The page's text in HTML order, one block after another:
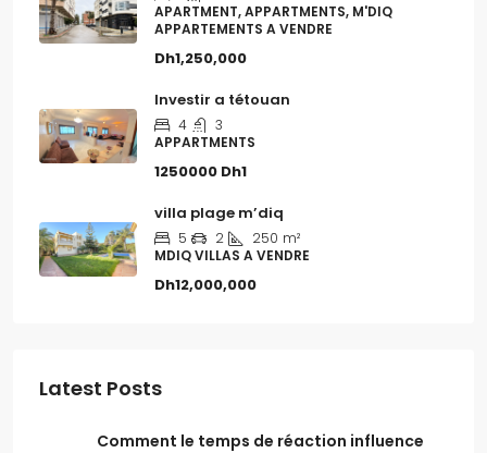
APARTMENT, APPARTMENTS, M'DIQ
APPARTEMENTS A VENDRE
Dh1,250,000
Investir a tétouan
4
3
APPARTMENTS
1250000 Dh1
villa plage m’diq
5 2 250 m²
MDIQ VILLAS A VENDRE
Dh12,000,000
Latest Posts
Comment le temps de réaction influence